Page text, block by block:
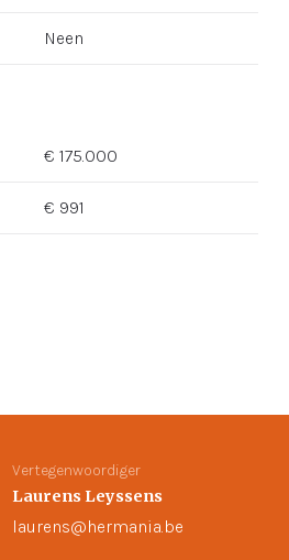
Neen
€ 175.000
€ 991
Vertegenwoordiger
Laurens Leyssens
laurens@hermania.be